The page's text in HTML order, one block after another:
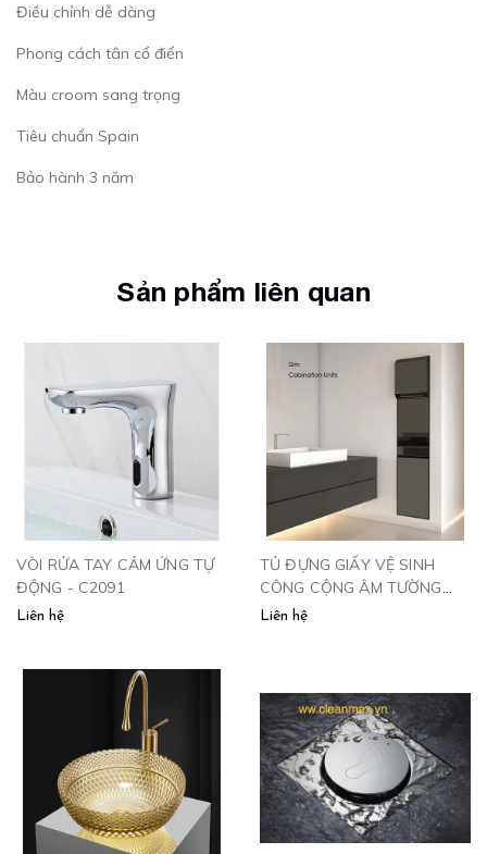
Điều chỉnh dễ dàng
Phong cách tân cổ điển
Màu croom sang trọng
Tiêu chuẩn Spain
Bảo hành 3 năm
Sản phẩm liên quan
VÒI RỬA TAY CẢM ỨNG TỰ
ĐỘNG - C2091
Liên hệ
TỦ ĐỰNG GIẤY VỆ SINH
CÔNG CỘNG ÂM TƯỜNG
KÈM THÙNG RÁC VÀ SẤY
Liên hệ